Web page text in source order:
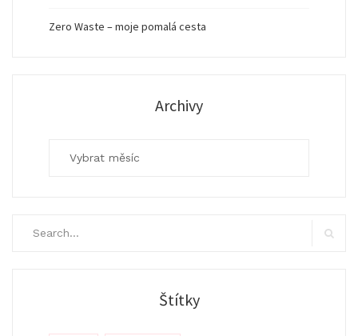
Zero Waste – moje pomalá cesta
Archivy
Štítky